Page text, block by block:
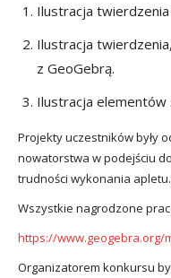
Ilustracja
Ilustracja
z GeoGebrą.
Ilustracja elementów
Projekty uczestników były
nowatorstwa w podejściu
trudności wykonania apletu.
Wszystkie nagrodzone
https://www.geogebra.org/
Organizatorem konkursu